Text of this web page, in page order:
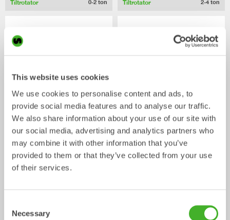
This website uses cookies
We use cookies to personalise content and ads, to
provide social media features and to analyse our traffic.
We also share information about your use of our site with
our social media, advertising and analytics partners who
may combine it with other information that you’ve
provided to them or that they’ve collected from your use
of their services.
Selection
Necessary
Tiltrotator 0-2 ton Tiltrotator 2-4 ton
XTR7
Tiltrotator 4-7ton
X07
Tiltrotator